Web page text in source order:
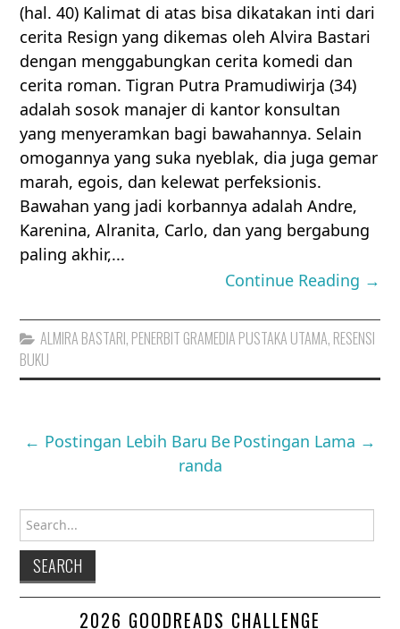
(hal. 40) Kalimat di atas bisa dikatakan inti dari
cerita Resign yang dikemas oleh Alvira Bastari
dengan menggabungkan cerita komedi dan
cerita roman. Tigran Putra Pramudiwirja (34)
adalah sosok manajer di kantor konsultan
yang menyeramkan bagi bawahannya. Selain
omogannya yang suka nyeblak, dia juga gemar
marah, egois, dan kelewat perfeksionis.
Bawahan yang jadi korbannya adalah Andre,
Karenina, Alranita, Carlo, dan yang bergabung
paling akhir,...
Continue Reading →
ALMIRA BASTARI, PENERBIT GRAMEDIA PUSTAKA UTAMA, RESENSI
BUKU
← Postingan Lebih Baru Postingan Lama →
Be
randa
Search for:
2026 GOODREADS CHALLENGE